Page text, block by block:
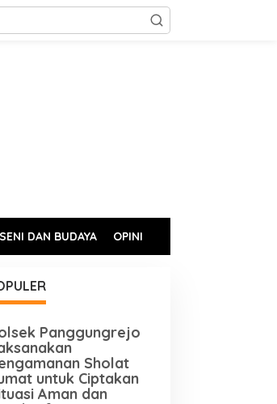
SENI DAN BUDAYA OPINI
Panggungrejo
Sholat
untuk Ciptakan
Aman dan